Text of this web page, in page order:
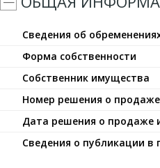
Сведения об
Форма собственности
Собственник имущества
Номер решения о
Дата решения о продаже
Сведения о публикации в